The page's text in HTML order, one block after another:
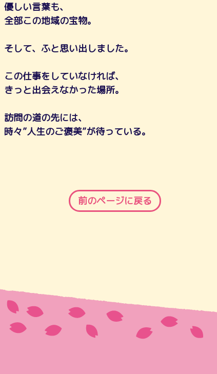
優しい言葉も、
全部この地域の宝物。
そして、ふと思い出しました。
この仕事をしていなければ、
きっと出会えなかった場所。
訪問の道の先には、
時々”人生のご褒美”が待っている。
前のページに戻る